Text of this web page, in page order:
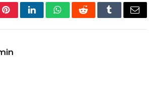
PinterestLinkedInWhatsAppRedditTumblrEmail